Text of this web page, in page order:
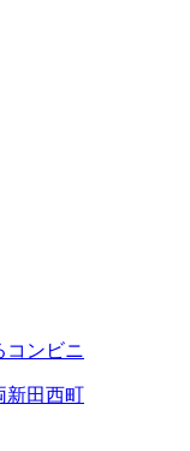
コンビニ
新田西町